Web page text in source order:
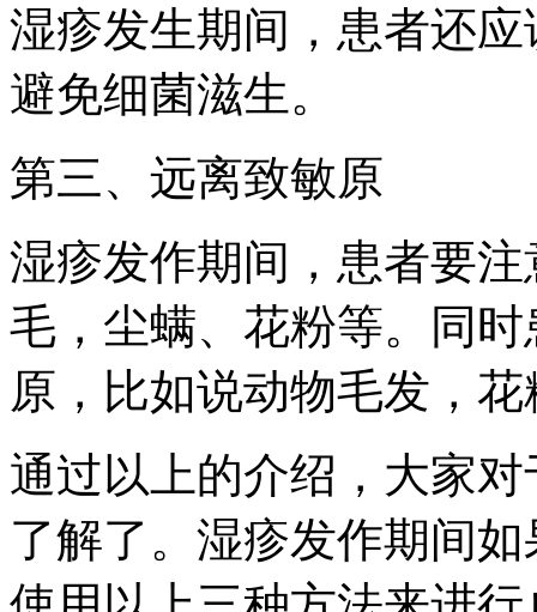
湿疹发生期间，患者还
避免细菌滋生。
第三、远离致敏原
湿疹发作期间，患者要
毛，尘螨、花粉等。同
原，比如说动物毛发，
通过以上的介绍，大家
了解了。湿疹发作期间